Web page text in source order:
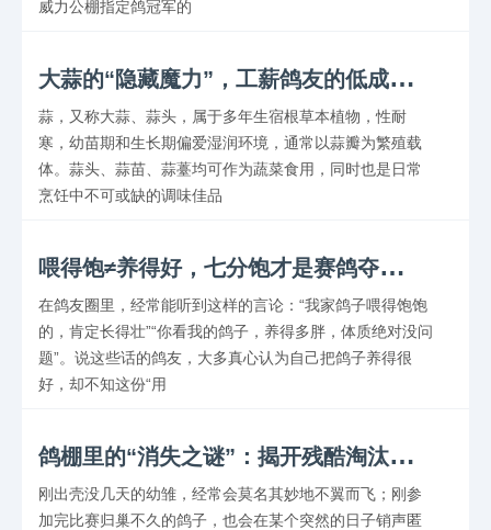
威力公棚指定鸽冠军的
大
蒜的“隐藏魔力”，工薪鸽友的低成本养鸽秘籍
蒜，又称大蒜、蒜头，属于多年生宿根草本植物，性耐
寒，幼苗期和生长期偏爱湿润环境，通常以蒜瓣为繁殖载
体。蒜头、蒜苗、蒜薹均可作为蔬菜食用，同时也是日常
烹饪中不可或缺的调味佳品
喂
得饱≠养得好，七分饱才是赛鸽夺冠关键
在鸽友圈里，经常能听到这样的言论：“我家鸽子喂得饱饱
的，肯定长得壮”“你看我的鸽子，养得多胖，体质绝对没问
题”。说这些话的鸽友，大多真心认为自己把鸽子养得很
好，却不知这份“用
鸽
棚里的“消失之谜”：揭开残酷淘汰背后的真相
刚出壳没几天的幼雏，经常会莫名其妙地不翼而飞；刚参
加完比赛归巢不久的鸽子，也会在某个突然的日子销声匿